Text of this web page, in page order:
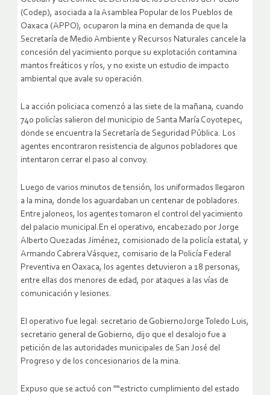
(Codep), asociada a la Asamblea Popular de los Pueblos de
Oaxaca (APPO), ocuparon la mina en demanda de que la
Secretaría de Medio Ambiente y Recursos Naturales cancele la
concesión del yacimiento porque su explotación contamina
mantos freáticos y ríos, y no existe un estudio de impacto
ambiental que avale su operación.
La acción policiaca comenzó a las siete de la mañana, cuando
740 policías salieron del municipio de Santa María Coyotepec,
donde se encuentra la Secretaría de Seguridad Pública. Los
agentes encontraron resistencia de algunos pobladores que
intentaron cerrar el paso al convoy.
Luego de varios minutos de tensión, los uniformados llegaron
a la mina, donde los aguardaban un centenar de pobladores.
Entre jaloneos, los agentes tomaron el control del yacimiento
del palacio municipal.En el operativo, encabezado por Jorge
Alberto Quezadas Jiménez, comisionado de la policía estatal, y
Armando Cabrera Vásquez, comisario de la Policía Federal
Preventiva en Oaxaca, los agentes detuvieron a 18 personas,
entre ellas dos menores de edad, por ataques a las vías de
comunicación y lesiones.
El operativo fue legal: secretario de GobiernoJorge Toledo Luis,
secretario general de Gobierno, dijo que el desalojo fue a
petición de las autoridades municipales de San José del
Progreso y de los concesionarios de la mina.
Expuso que se actuó con "“estricto cumplimiento del estado